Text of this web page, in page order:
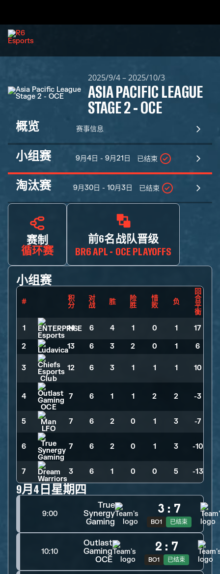
2025/9/4 – 2025/10/3
ASIA PACIFIC LEAGUE
STAGE 2 - OCE
概览 赛事信息
小组赛 9月4日 - 9月21日 已结束
淘汰赛 9月30日 - 10月3日 已结束
赛制
循环赛
前6名战队晋级
BR6 APL - OCE PLAYOFFS
小组赛
#
积
分
对
战
胜
险
胜
惜
败
负
回
合
平
衡
1
14 > 6 4 1 0 1 17
2 13 6 3 2 0 1 6
3 12 6 3 1 1 1 10
4 7 6 1 1 2 2 -3
5 7 6 2 0 1 3 -7
6 7 6 2 0 1 3 -10
7 3 6 1 0 0 5 -13
9月4日星期四
9:00
True
Synergy
Gaming
3 : 7
BO1 已结束
10:10
Outlast
Gaming
OCE
2 : 7
BO1 已结束